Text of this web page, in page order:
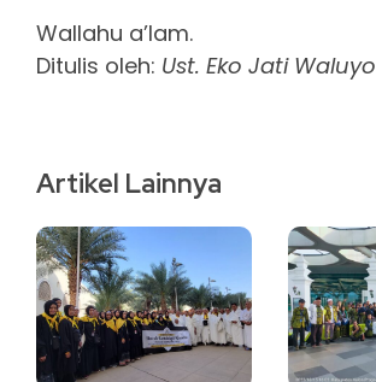
Wallahu a’lam.
Ditulis oleh: Ust. Eko Jati Waluyo
Artikel Lainnya